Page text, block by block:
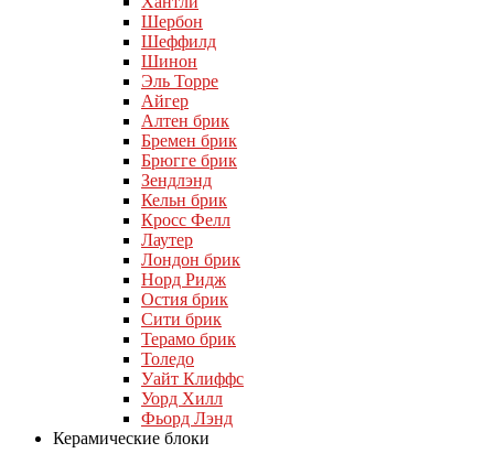
Шербон
Шеффилд
Шинон
Эль Торре
Айгер
Алтен брик
Бремен брик
Брюгге брик
Зендлэнд
Кельн брик
Кросс Фелл
Лаутер
Лондон брик
Норд Ридж
Остия брик
Сити брик
Терамо брик
Толедо
Уайт Клиффс
Уорд Хилл
Фьорд Лэнд
Керамические блоки